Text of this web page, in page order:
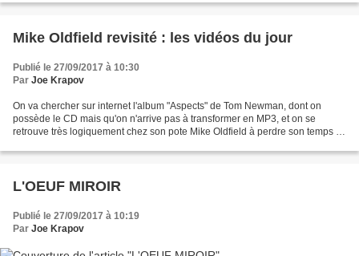
Mike Oldfield revisité : les vidéos du jour
Publié le 27/09/2017 à 10:30
Par Joe Krapov
On va chercher sur internet l'album "Aspects" de Tom Newman, dont on
possède le CD mais qu'on n'arrive pas à transformer en MP3, et on se
retrouve très logiquement chez son pote Mike Oldfield à perdre son temps et
L'OEUF MIROIR
Publié le 27/09/2017 à 10:19
Par Joe Krapov